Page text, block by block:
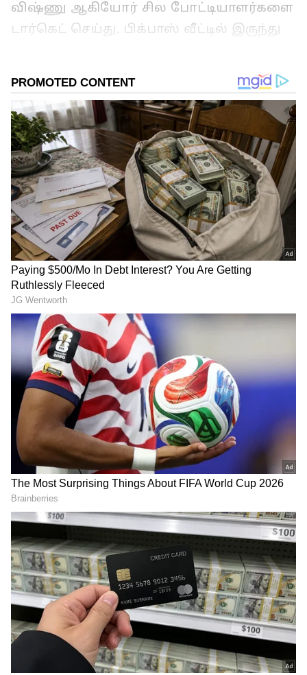
விஷ்ணு ஆகியோர் சில போட்டியாளர்களை
டார்கெட் செய்து, பிக்பாஸ் வீட்டில் இருந்து
ஏசியாநெட் தமிழ்-ஐ உங்கள் முதன்மைத்
தேர்வாக்குங்கள்
2
5
நேற்றைய தினம் கூட பிரதீப் ஸ்மால் வீட்டில்
உள்ள தினேஷை டார்கெட் செய்து
வெளியேற்றுவேன் என கூறியதும், மாயா
அர்ச்சனாவை டார்கெட் செய்து இரண்டு
வாரத்தில் வெளியே அனுப்புவேன் என
கூறிய கட்சிகளும் இடம்பெற்றது. அதே
போல் அர்ச்சனா, தன்னிடம் ஒரு வார்த்தை
கேட்டிருக்கலாம் என நியாயமாக பேசியதை